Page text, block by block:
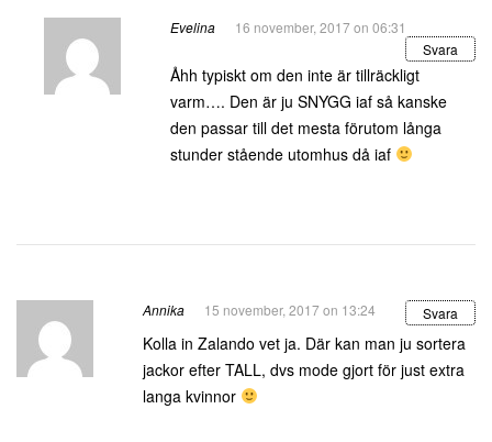
Evelina
16 november, 2017 on 06:31
Svara
Åhh typiskt om den inte är tillräckligt
varm…. Den är ju SNYGG iaf så kanske
den passar till det mesta förutom långa
stunder stående utomhus då iaf
Annika 15 november, 2017 on 13:24 Svara
Kolla in Zalando vet ja. Där kan man ju sortera
jackor efter TALL, dvs mode gjort för just extra
langa kvinnor